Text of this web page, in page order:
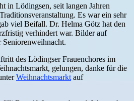
in Lödingsen, seit langen Jahren
Es war ein sehr
viel Beifall. Dr. Helma Götz hat den
verhindert war. Bilder auf
des Lödingser Frauenchores im
gelungen, danke für die
Weihnachtsmarkt auf